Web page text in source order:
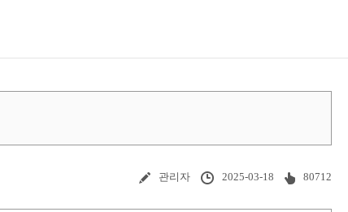
관리자 2025-03-18 80712